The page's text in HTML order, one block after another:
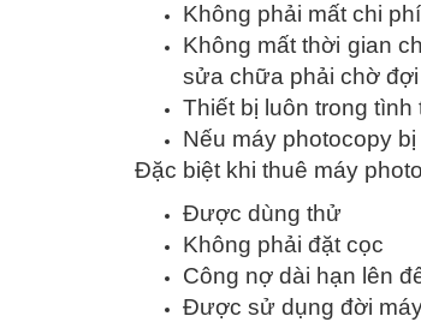
Không phải mất chi
Không mất thời gian
sửa chữa phải chờ
Thiết bị luôn trong
Nếu máy photocopy
Đặc biệt khi thuê máy
Được dùng thử
Không phải đặt cọc
Công nợ dài hạn lên
Được sử dụng đời